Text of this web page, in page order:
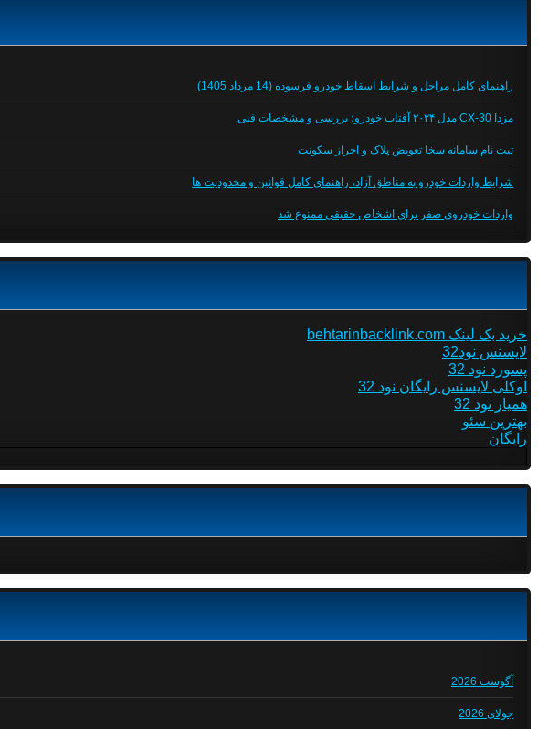
راهنمای کامل مراحل و شرایط اسقاط خودرو فرسوده (14 مرداد 1405)
مزدا CX-30 مدل ۲۰۲۴ آفتاب خودرو؛ بررسی و مشخصات فنی
ثبت نام سامانه سخا تعویض پلاک و احراز سکونت
شرایط واردات خودرو به مناطق آزاد، راهنمای کامل قوانین و محدودیت ها
واردات خودروی صفر برای اشخاص حقیقی ممنوع شد
خرید بک لینک behtarinbacklink.com
لایسنس نود32
پسورد نود 32
اوکلی لایسنس رایگان نود 32
همیار نود 32
بهترین سئو
رایگان
آگوست 2026
جولای 2026